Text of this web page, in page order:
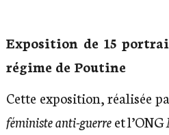
Exposition de 15
régime de Poutine
Cette exposition, réalisée
féministe anti-guerreet l’ONG